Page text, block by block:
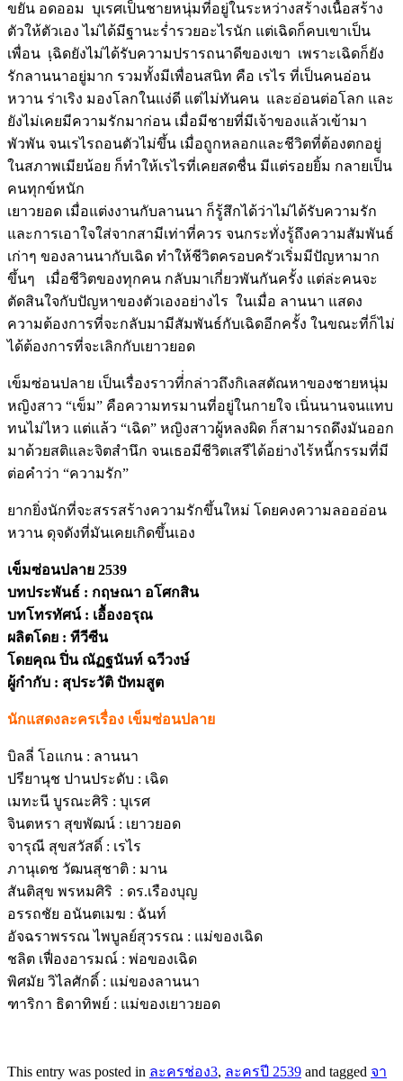
ขยัน อดออม บุเรศเป็นชายหนุ่มที่อยู่ในระหว่างสร้างเนื้อสร้าง
ตัวให้ตัวเอง ไม่ได้มีฐานะร่ำรวยอะไรนัก แต่เฉิดก็คบเขาเป็น
เพื่อน เฺฉิดยังไม่ได้รับความปรารถนาดีของเขา เพราะเฉิดก็ยัง
รักลานนาอยู่มาก รวมทั้งมีเพื่อนสนิท คือ เรไร ที่เป็นคนอ่อน
หวาน ร่าเริง มองโลกในแง่ดี แต่ไม่ทันคน และอ่อนต่อโลก และ
ยังไม่เคยมีความรักมาก่อน เมื่อมีชายที่มีเจ้าของแล้วเข้ามา
พัวพัน จนเรไรถอนตัวไม่ขึ้น เมื่อถูกหลอกและชีวิตที่ต้องตกอยู่
ในสภาพเมียน้อย ก็ทำให้เรไรที่เคยสดชื่น มีแต่รอยยิ้ม กลายเป็น
คนทุกข์หนัก
เยาวยอด เมื่อแต่งงานกับลานนา ก็รู้สึกได้ว่าไม่ได้รับความรัก
และการเอาใจใส่จากสามีเท่าที่ควร จนกระทั่งรู้ถึงความสัมพันธ์
เก่าๆ ของลานนากับเฉิด ทำให้ชีวิตครอบครัวเริ่มมีปัญหามาก
ขึ้นๆ เมื่อชีวิตของทุกคน กลับมาเกี่ยวพันกันครั้ง แต่ล่ะคนจะ
ตัดสินใจกับปัญหาของตัวเองอย่างไร ในเมื่อ ลานนา แสดง
ความต้องการที่จะกลับมามีสัมพันธ์กับเฉิดอีกครั้ง ในขณะที่ก็ไม่
ได้ต้องการที่จะเลิกกับเยาวยอด
เข็มซ่อนปลาย เป็นเรื่องราวที่่กล่าวถึงกิเลสตัณหาของชายหนุ่ม
หญิงสาว “เข็ม” คือความทรมานที่อยู่ในกายใจ เนิ่นนานจนแทบ
ทนไม่ไหว แต่แล้ว “เฉิด” หญิงสาวผู้หลงผิด ก็สามารถดึงมันออก
มาด้วยสติและจิตสำนึก จนเธอมีชีวิตเสรีได้อย่างไร้หนี้กรรมที่มี
ต่อคำว่า “ความรัก”
ยากยิ่งนักที่จะสรรสร้างความรักขึ้นใหม่ โดยคงความลอออ่อน
หวาน ดุจดังที่มันเคยเกิดขึ้นเอง
เข็มซ่อนปลาย 2539
บทประพันธ์ : กฤษณา อโศกสิน
บทโทรทัศน์ : เอื้องอรุณ
ผลิตโดย : ทีวีซีน
โดยคุณ ปิ่น ณัฏฐนันท์ ฉวีวงษ์
ผู้กำกับ : สุประวัติ ปัทมสูต
นักแสดงละครเรื่อง เข็มซ่อนปลาย
บิลลี่ โอแกน : ลานนา
ปรียานุช ปานประดับ : เฉิด
เมทะนี บูรณะศิริ : บุเรศ
จินตหรา สุขพัฒน์ : เยาวยอด
จารุณี สุขสวัสดิ์ : เรไร
ภานุเดช วัฒนสุชาติ : มาน
สันติสุข พรหมศิริ : ดร.เรืองบุญ
อรรถชัย อนันตเมฆ : ฉันท์
อัจฉราพรรณ ไพบูลย์สุวรรณ : แม่ของเฉิด
ชลิต เฟื่องอารมณ์ : พ่อของเฉิด
พิศมัย วิไลศักดิ์ : แม่ของลานนา
ฑาริกา ธิดาทิพย์ : แม่ของเยาวยอด
This entry was posted in ละครช่อง3, ละครปี 2539 and tagged จา